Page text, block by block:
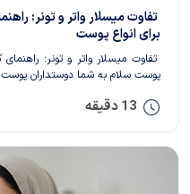
تفاوت میسلار واتر و تونر:
برای انواع پوست
تفاوت میسلار واتر و تونر:
پوست سلام به شما دوستداران
13 دقیقه